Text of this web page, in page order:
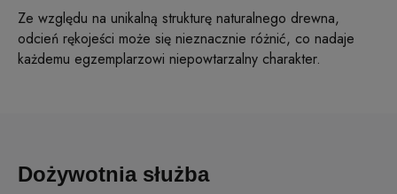
Ze względu na unikalną strukturę naturalnego drewna,
odcień rękojeści może się nieznacznie różnić, co nadaje
każdemu egzemplarzowi niepowtarzalny charakter.
Dożywotnia służba